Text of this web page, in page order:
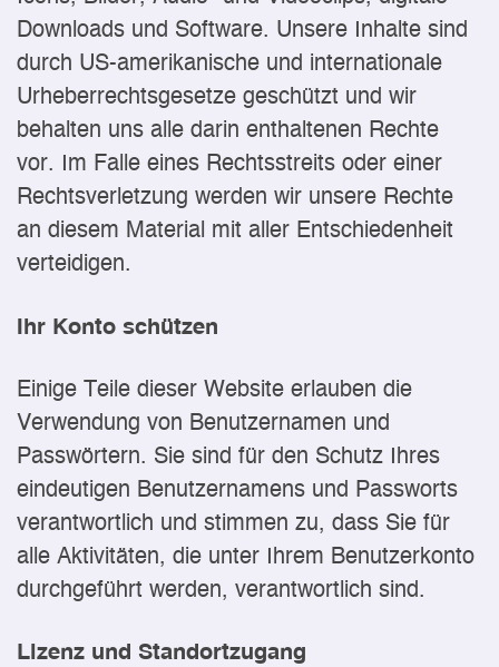
Downloads und Software. Unsere Inhalte sind
durch US-amerikanische und internationale
Urheberrechtsgesetze geschützt und wir
behalten uns alle darin enthaltenen Rechte
vor. Im Falle eines Rechtsstreits oder einer
Rechtsverletzung werden wir unsere Rechte
an diesem Material mit aller Entschiedenheit
verteidigen.
Ihr Konto schützen
Einige Teile dieser Website erlauben die
Verwendung von Benutzernamen und
Passwörtern. Sie sind für den Schutz Ihres
eindeutigen Benutzernamens und Passworts
verantwortlich und stimmen zu, dass Sie für
alle Aktivitäten, die unter Ihrem Benutzerkonto
durchgeführt werden, verantwortlich sind.
Lizenz und Standortzugang